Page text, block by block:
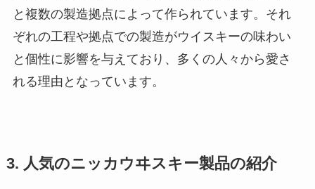
と複数の製造拠点によって作られています。それ
ぞれの工程や拠点での製造がウイスキーの味わい
と個性に影響を与えており、多くの人々から愛さ
れる理由となっています。
3. 人気のニッカウヰスキー製品の紹介